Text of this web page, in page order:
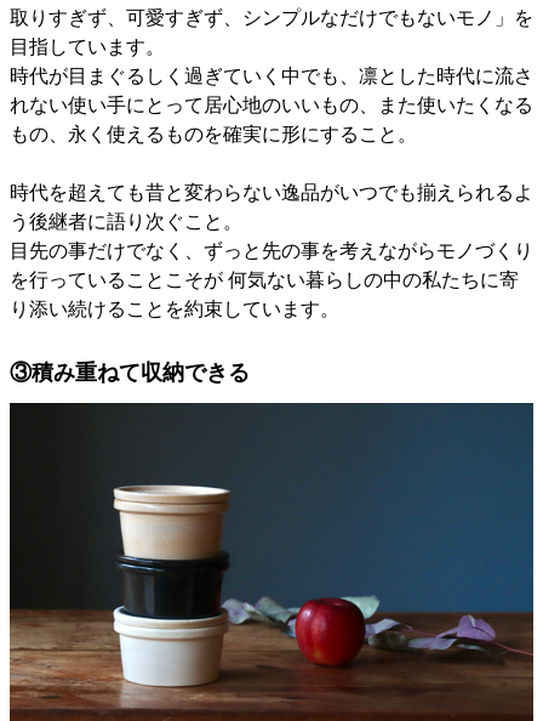
取りすぎず、可愛すぎず、シンプルなだけでもないモノ」を
目指しています。
時代が目まぐるしく過ぎていく中でも、凛とした時代に流さ
れない使い手にとって居心地のいいもの、また使いたくなる
もの、永く使えるものを確実に形にすること。
時代を超えても昔と変わらない逸品がいつでも揃えられるよ
う後継者に語り次ぐこと。
目先の事だけでなく、ずっと先の事を考えながらモノづくり
を行っていることこそが 何気ない暮らしの中の私たちに寄
り添い続けることを約束しています。
③積み重ねて収納できる